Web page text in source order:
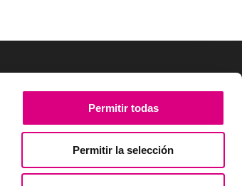
Permitir todas
Permitir la selección